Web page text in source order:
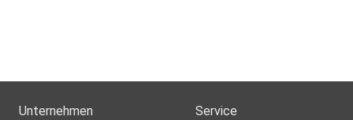
Unternehmen Service